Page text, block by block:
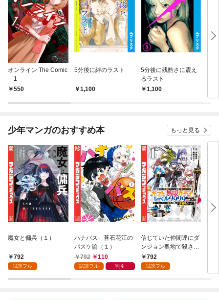
オンライン The Comic
1
550
5分後に絆のラスト
1,100
5分後に残酷さに震え
るラスト
1,100
5分
少年マンガのおすすめ本 もっと見る
魔女と傭兵（１）
792
試読フル
ハナバス 苔石花江の
バスケ論（１）
792
110
試読フル 割引
信じていた仲間達にダ
ンジョン奥地で殺され
かけたがギフト『無限
ガチャ』でレベル９９
792
試読フル
追
強
～